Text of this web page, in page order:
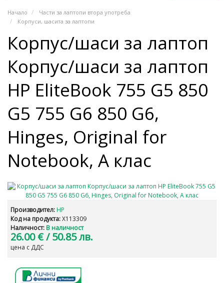
Начало
Части за лаптопи втора употреба
Корпуси, шасита за лаптопи
Корпус/шаси за лаптоп
Корпус/шаси за лаптоп
HP EliteBook 755 G5 850
G5 755 G6 850 G6,
Hinges, Original for
Notebook, A клас
Производител: HP
Код на продукта:X113309
Наличност: В наличност
26.00 €/ 50.85 лв.
цена с ДДС